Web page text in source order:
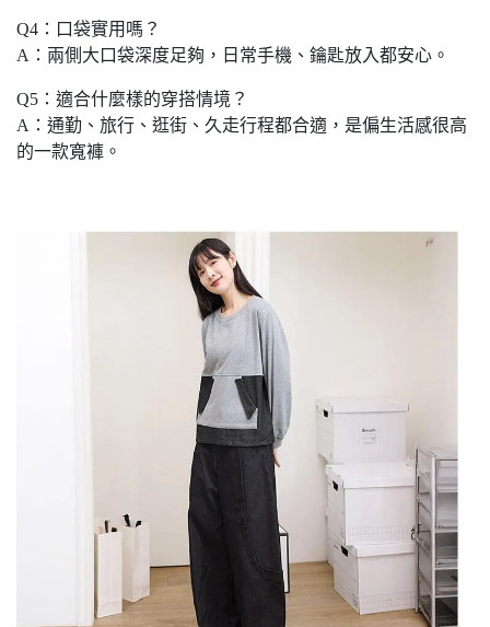
Q4：口袋實用嗎？
A：兩側大口袋深度足夠，日常手機、鑰匙放入都安心。
Q5：適合什麼樣的穿搭情境？
A：通勤、旅行、逛街、久走行程都合適，是偏生活感很高
的一款寬褲。